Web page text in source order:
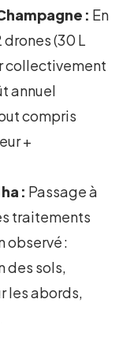
: En
(30 L
collectivement
annuel
compris
+
: Passage à
traitements
observé :
des sols,
les abords,